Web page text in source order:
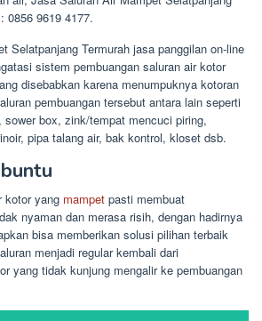
0856 9619 4177.
Selatpanjang Termurah jasa panggilan on-line
sistem pembuangan saluran air kotor
disebabkan karena menumpuknya kotoran
pembuangan tersebut antara lain seperti
sower box, zink/tempat mencuci piring,
pipa talang air, bak kontrol, kloset dsb.
kotor yang mampet pasti membuat
nyaman dan merasa risih, dengan hadirnya
bisa memberikan solusi pilihan terbaik
menjadi regular kembali dari
yang tidak kunjung mengalir ke pembuangan